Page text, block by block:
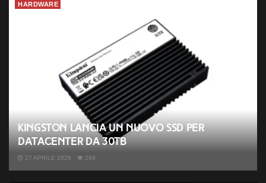
HARDWARE
Kingston lancia un nuovo SSD per
datacenter da 30TB
27 APRILE 2026 269